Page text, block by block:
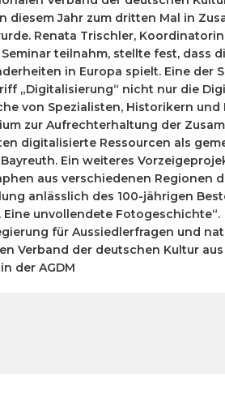
diesem Jahr zum dritten Mal in
Renata Trischler,
teilnahm, stellte fest, dass
in Europa spielt. Eine der
„Digitalisierung“ nicht nur die
von Spezialisten, Historikern
zur Aufrechterhaltung der
digitalisierte Ressourcen als
Ein weiteres
aus verschiedenen Regionen
anlässlich des 100-jährigen
unvollendete
für Aussiedlerfragen und
Verband der deutschen Kultur
der AGDM